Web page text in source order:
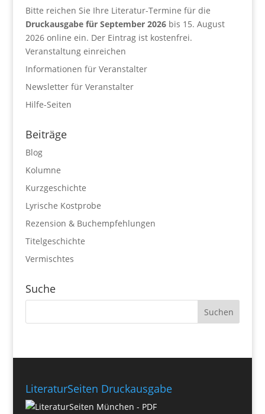
Bitte reichen Sie Ihre Literatur-Termine für die
Druckausgabe für September 2026bis 15. August
2026 online ein. Der Eintrag ist kostenfrei.
Veranstaltung einreichen
Informationen für Veranstalter
Newsletter für Veranstalter
Hilfe-Seiten
Beiträge
Blog
Kolumne
Kurzgeschichte
Lyrische Kostprobe
Rezension & Buchempfehlungen
Titelgeschichte
Vermischtes
Suche
LiteraturSeiten Druckausgabe